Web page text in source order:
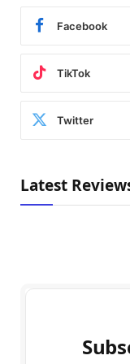
Facebook
TikTok
Twitter
Latest